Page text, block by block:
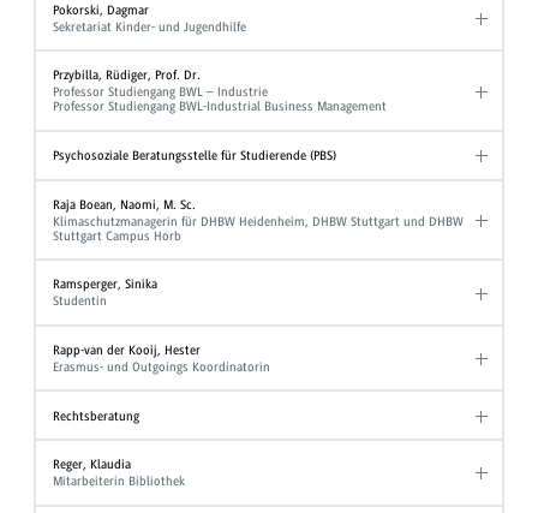
Pokorski, Dagmar
Sekretariat Kinder- und Jugendhilfe
Przybilla, Rüdiger, Prof. Dr.
Professor Studiengang BWL – Industrie
Professor Studiengang BWL-Industrial Business Management
Psychosoziale Beratungsstelle für Studierende (PBS)
Raja Boean, Naomi, M. Sc.
Klimaschutzmanagerin für DHBW Heidenheim, DHBW Stuttgart und DHBW
Stuttgart Campus Horb
Ramsperger, Sinika
Studentin
Rapp-van der Kooij, Hester
Erasmus- und Outgoings Koordinatorin
Rechtsberatung
Reger, Klaudia
Mitarbeiterin Bibliothek